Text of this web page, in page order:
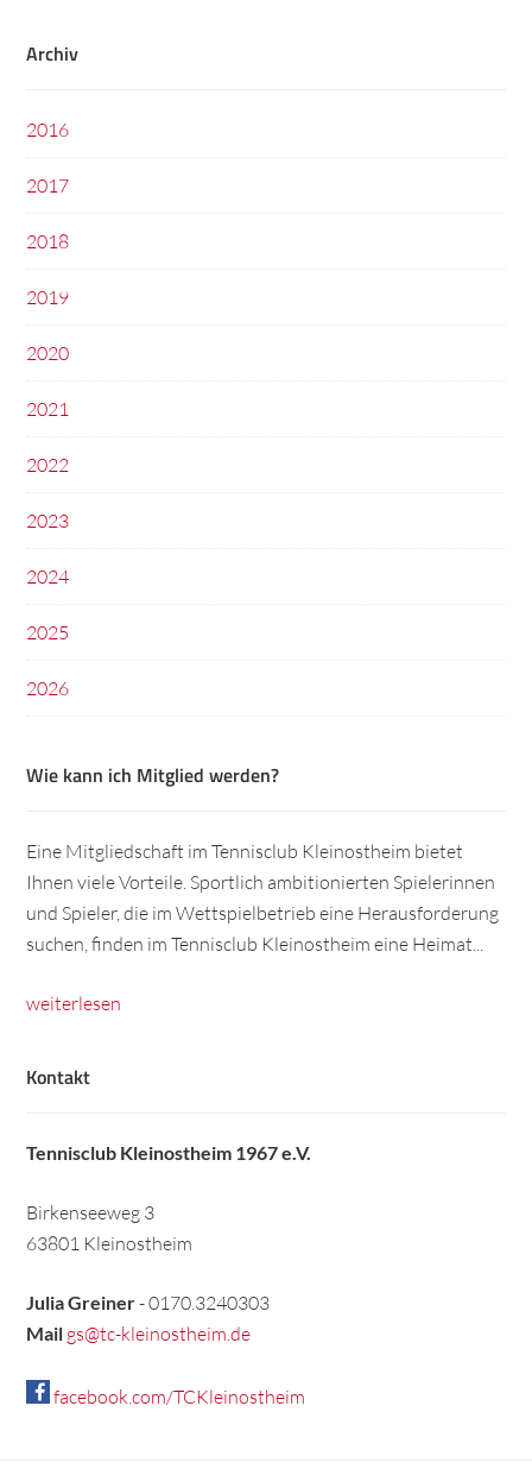
Archiv
2016
2017
2018
2019
2020
2021
2022
2023
2024
2025
2026
Wie kann ich Mitglied werden?
Eine Mitgliedschaft im Tennisclub Kleinostheim bietet
Ihnen viele Vorteile. Sportlich ambitionierten Spielerinnen
und Spieler, die im Wettspielbetrieb eine Herausforderung
suchen, finden im Tennisclub Kleinostheim eine Heimat...
weiterlesen
Kontakt
Tennisclub Kleinostheim 1967 e.V.
Birkenseeweg 3
63801 Kleinostheim
Julia Greiner- 0170.3240303
Mail gs@tc-kleinostheim.de
facebook.com/TCKleinostheim